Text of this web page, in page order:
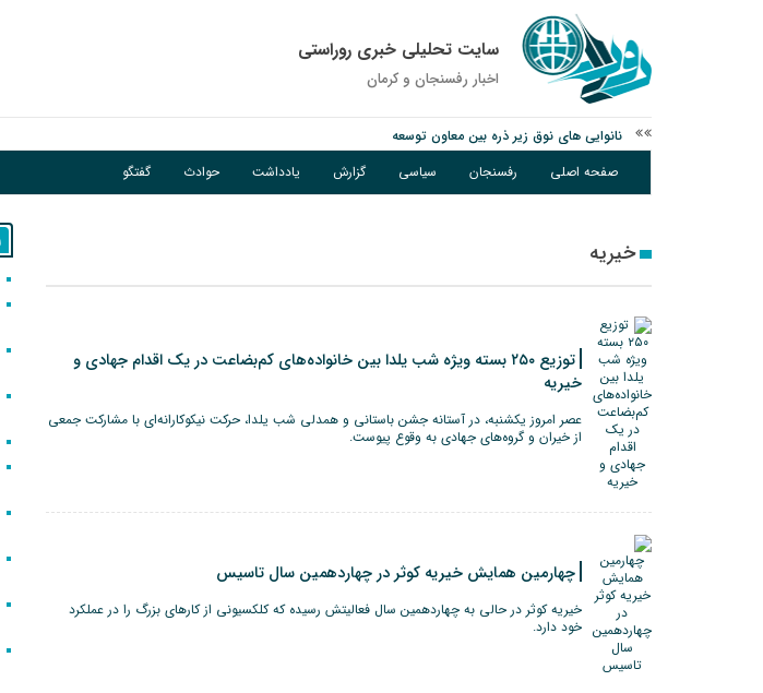
سایت تحلیلی خبری روراستی
اخبار رفسنجان و كرمان
نانوایی های نوق زیر ذره بین معاون توسعه
وزارت اطلاعات: ۲۱ مزدور موساد و ۴ شرور مسلح در کرمان بازداشت شدند
توقیف خودروی حامل چوب جنگلی تاغ در رفسنجان
صفحه اصلی رفسنجان سیاسی گزارش یادداشت حوادث گفتگو
خیریه
توزیع ۲۵۰ بسته ویژه شب یلدا بین خانواده‌های کم‌بضاعت در یک اقدام جهادی و
خیریه
عصر امروز یکشنبه، در آستانه جشن باستانی و همدلی شب یلدا، حرکت نیکوکارانه‌ای با مشارکت جمعی
از خیران و گروه‌های جهادی به وقوع پیوست.
چهارمین همایش خیریه کوثر در چهاردهمین سال تاسیس
خیریه کوثر در حالی به چهاردهمین سال فعالیتش رسیده که کلکسیونی از کارهای بزرگ را در عملکرد
خود دارد.